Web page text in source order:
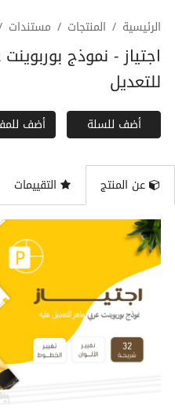
الرئيسية المنتجات مستندات
اجتياز - نموذج
للتعديل
أضف للسلة أضف
عن المنتج التقييمات